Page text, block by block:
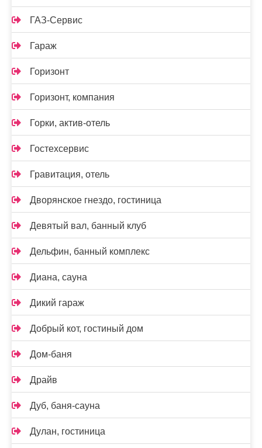
ГАЗ-Сервис
Гараж
Горизонт
Горизонт, компания
Горки, актив-отель
Гостехсервис
Гравитация, отель
Дворянское гнездо, гостиница
Девятый вал, банный клуб
Дельфин, банный комплекс
Диана, сауна
Дикий гараж
Добрый кот, гостиный дом
Дом-баня
Драйв
Дуб, баня-сауна
Дулан, гостиница